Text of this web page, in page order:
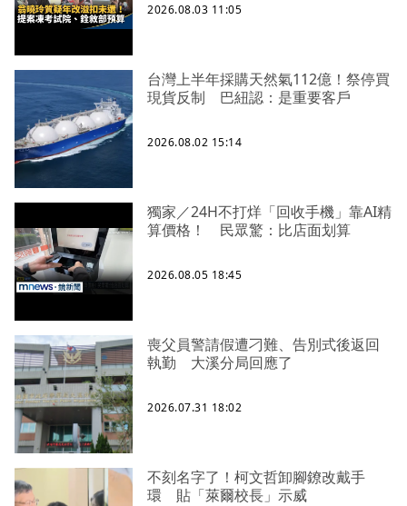
2026.08.03 11:05
台灣上半年採購天然氣112億！祭停買
現貨反制 巴紐認：是重要客戶
2026.08.02 15:14
獨家／24H不打烊「回收手機」靠AI精
算價格！ 民眾驚：比店面划算
2026.08.05 18:45
喪父員警請假遭刁難、告別式後返回
執勤 大溪分局回應了
2026.07.31 18:02
不刻名字了！柯文哲卸腳鐐改戴手
環 貼「萊爾校長」示威